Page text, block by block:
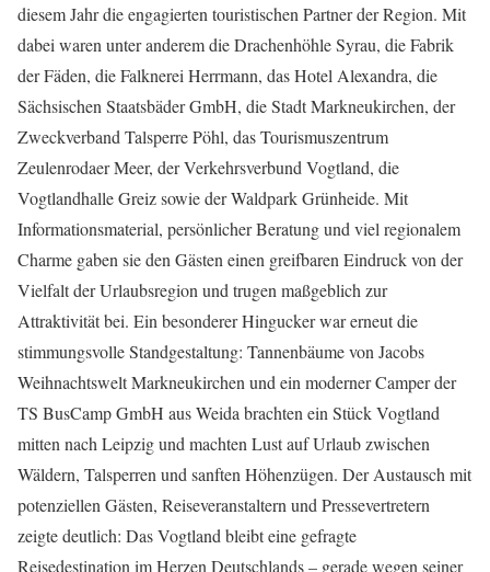
diesem Jahr die engagierten touristischen Partner der Region. Mit
dabei waren unter anderem die Drachenhöhle Syrau, die Fabrik
der Fäden, die Falknerei Herrmann, das Hotel Alexandra, die
Sächsischen Staatsbäder GmbH, die Stadt Markneukirchen, der
Zweckverband Talsperre Pöhl, das Tourismuszentrum
Zeulenrodaer Meer, der Verkehrsverbund Vogtland, die
Vogtlandhalle Greiz sowie der Waldpark Grünheide. Mit
Informationsmaterial, persönlicher Beratung und viel regionalem
Charme gaben sie den Gästen einen greifbaren Eindruck von der
Vielfalt der Urlaubsregion und trugen maßgeblich zur
Attraktivität bei. Ein besonderer Hingucker war erneut die
stimmungsvolle Standgestaltung: Tannenbäume von Jacobs
Weihnachtswelt Markneukirchen und ein moderner Camper der
TS BusCamp GmbH aus Weida brachten ein Stück Vogtland
mitten nach Leipzig und machten Lust auf Urlaub zwischen
Wäldern, Talsperren und sanften Höhenzügen. Der Austausch mit
potenziellen Gästen, Reiseveranstaltern und Pressevertretern
zeigte deutlich: Das Vogtland bleibt eine gefragte
Reisedestination im Herzen Deutschlands – gerade wegen seiner